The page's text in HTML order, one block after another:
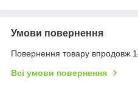
Умови повернення
Повернення товару впродовж
Всі умови повернення